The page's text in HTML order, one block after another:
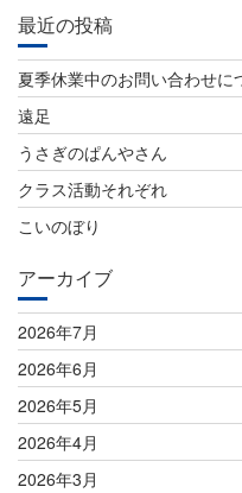
ビ
ゲ
ー
シ
ョ
ン
最近の投稿
夏季休業中のお問い合わせに
遠足
うさぎのぱんやさん
クラス活動それぞれ
こいのぼり
アーカイブ
2026年7月
2026年6月
2026年5月
2026年4月
2026年3月